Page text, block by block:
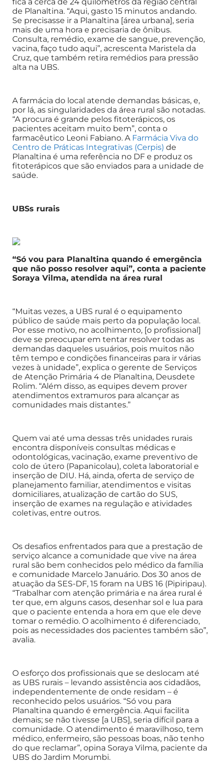
de Planaltina. “Aqui, gasto 15 minutos andando.
Se precisasse ir a Planaltina [área urbana], seria
mais de uma hora e precisaria de ônibus.
Consulta, remédio, exame de sangue, prevenção,
vacina, faço tudo aqui”, acrescenta Maristela da
Cruz, que também retira remédios para pressão
alta na UBS.
A farmácia do local atende demandas básicas, e,
por lá, as singularidades da área rural são notadas.
“A procura é grande pelos fitoterápicos, os
pacientes aceitam muito bem”, conta o
farmacêutico Leoni Fabiano. A Farmácia Viva do
Centro de Práticas Integrativas (Cerpis) de
Planaltina é uma referência no DF e produz os
fitoterápicos que são enviados para a unidade de
saúde.
UBSs rurais
“Só vou para Planaltina quando é emergência
que não posso resolver aqui”, conta a paciente
Soraya Vilma, atendida na área rural
“Muitas vezes, a UBS rural é o equipamento
público de saúde mais perto da população local.
Por esse motivo, no acolhimento, [o profissional]
deve se preocupar em tentar resolver todas as
demandas daqueles usuários, pois muitos não
têm tempo e condições financeiras para ir várias
vezes à unidade”, explica o gerente de Serviços
de Atenção Primária 4 de Planaltina, Deusdete
Rolim. “Além disso, as equipes devem prover
atendimentos extramuros para alcançar as
comunidades mais distantes.”
Quem vai até uma dessas três unidades rurais
encontra disponíveis consultas médicas e
odontológicas, vacinação, exame preventivo de
colo de útero (Papanicolau), coleta laboratorial e
inserção de DIU. Há, ainda, oferta de serviço de
planejamento familiar, atendimentos e visitas
domiciliares, atualização de cartão do SUS,
inserção de exames na regulação e atividades
coletivas, entre outros.
Os desafios enfrentados para que a prestação de
serviço alcance a comunidade que vive na área
rural são bem conhecidos pelo médico da família
e comunidade Marcelo Januário. Dos 30 anos de
atuação da SES-DF, 15 foram na UBS 16 (Pipiripau).
“Trabalhar com atenção primária e na área rural é
ter que, em alguns casos, desenhar sol e lua para
que o paciente entenda a hora em que ele deve
tomar o remédio. O acolhimento é diferenciado,
pois as necessidades dos pacientes também são”,
avalia.
O esforço dos profissionais que se deslocam até
as UBS rurais – levando assistência aos cidadãos,
independentemente de onde residam – é
reconhecido pelos usuários. “Só vou para
Planaltina quando é emergência. Aqui facilita
demais; se não tivesse [a UBS], seria difícil para a
comunidade. O atendimento é maravilhoso, tem
médico, enfermeiro, são pessoas boas, não tenho
do que reclamar”, opina Soraya Vilma, paciente da
UBS do Jardim Morumbi.